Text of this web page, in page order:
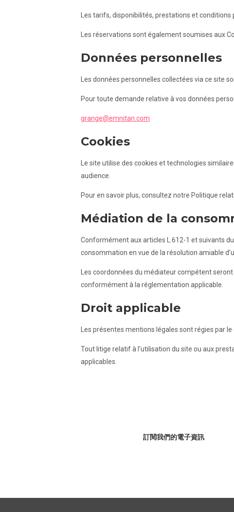
Les tarifs, disponibilités, prestations et
Les réservations sont également soumises aux
Données personnelles
Les données personnelles collectées via ce site
Pour toute demande relative à vos données
grange@emnitan.com
Cookies
Le site utilise des cookies et technologies
audience.
Pour en savoir plus, consultez notre Politique
Médiation de la
Conformément aux articles L.612-1 et suivants
consommation en vue de la résolution amiable
Les coordonnées du médiateur compétent
conformément à la réglementation applicable.
Droit applicable
Les présentes mentions légales sont régies par le
Tout litige relatif à l'utilisation du site ou aux
applicables.
訂閱我們的電子資訊